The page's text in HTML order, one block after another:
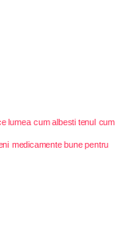
lumea cum albesti tenul cum
medicamente bune pentru